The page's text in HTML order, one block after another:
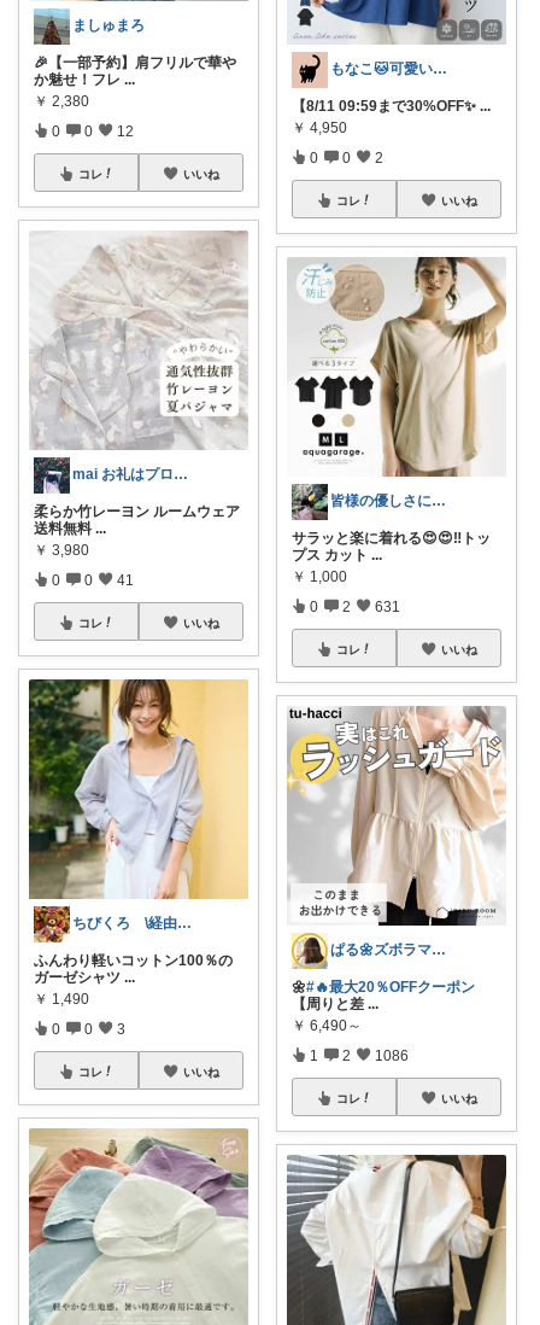
ましゅまろ
​🎉【一部予約】肩フリルで華や
か魅せ！フレ ...
￥ 2,380
0 0 12
コレ いいね
mai お礼はプロフに𓅯𖤣𖥧✳︎
柔らか竹レーヨン ルームウェア
送料無料 ...
￥ 3,980
0 0 41
コレ いいね
ちびくろ \経由購入ありがとうござます/
ふんわり軽いコットン100％の
ガーゼシャツ ...
￥ 1,490
0 0 3
コレ いいね
もなこ🐱可愛い厳選ROOM
【8/11 09:59まで30%OFF✨️ ...
￥ 4,950
0 0 2
コレ いいね
皆様の優しさに感謝です✨happyミルク
サラッと楽に着れる😍😍‼️トッ
プス カット ...
￥ 1,000
0 2 631
コレ いいね
ぱる🌼ズボラママのラク家事
🌼#🔥最大20％OFFクーポン
【周りと差 ...
￥ 6,490～
1 2 1086
コレ いいね